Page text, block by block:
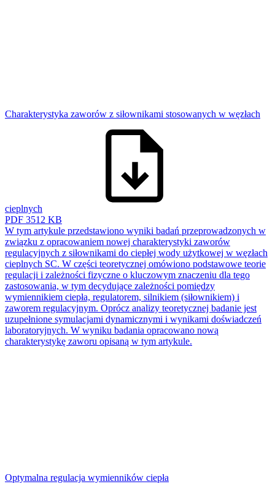
Charakterystyka zaworów z siłownikami stosowanych w węzłach
cieplnych
PDF 3512 KB
W tym artykule przedstawiono wyniki badań przeprowadzonych w
związku z opracowaniem nowej charakterystyki zaworów
regulacyjnych z siłownikami do ciepłej wody użytkowej w węzłach
cieplnych SC. W części teoretycznej omówiono podstawowe teorie
regulacji i zależności fizyczne o kluczowym znaczeniu dla tego
zastosowania, w tym decydujące zależności pomiędzy
wymiennikiem ciepła, regulatorem, silnikiem (siłownikiem) i
zaworem regulacyjnym. Oprócz analizy teoretycznej badanie jest
uzupełnione symulacjami dynamicznymi i wynikami doświadczeń
laboratoryjnych. W wyniku badania opracowano nową
charakterystykę zaworu opisaną w tym artykule.
Optymalna regulacja wymienników ciepła